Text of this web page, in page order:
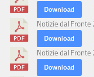
Download
Notizie dal
Download
Notizie dal
Download